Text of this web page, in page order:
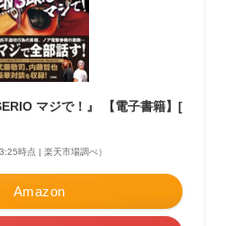
マジで！』 【電子書籍】[
時点 | 楽天市場調べ）
Amazon